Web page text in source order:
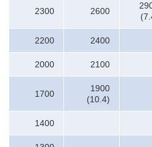
2600
2300
2400
2200
2100
2000
1900
(10.4)
1700
1400